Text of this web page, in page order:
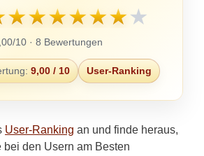
★★★★★★★
10 · 8 Bewertungen
9,00 / 10 User-Ranking
User-Ranking an und finde heraus,
den Usern am Besten